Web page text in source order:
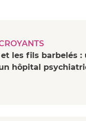
les fils barbelés :
hôpital